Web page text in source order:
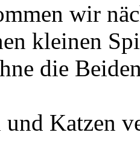
wir
kleinen
die
Katzen